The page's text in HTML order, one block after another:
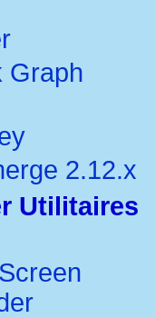
Graph
2.12.x
Utilitaires